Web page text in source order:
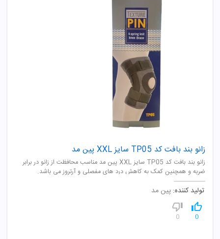
زانو بند بافت کد TP05 سایز XXL پین مد
زانو بند بافت کد TP05 سایز XXL پین مد مناسب محافظت از زانو در برابر
ضربه و همچنین کمک به کاهش درد های مفصلی و آرتروز می باشد.
تولید کننده: پین مد
0
0